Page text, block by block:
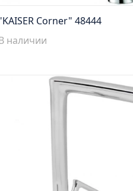
Сorner" 48444
наличии